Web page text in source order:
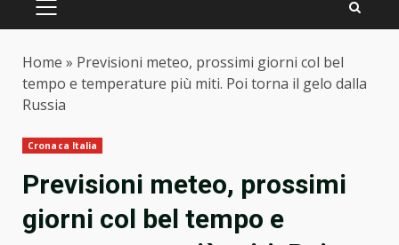
PRIMARY
Home » Previsioni meteo, prossimi giorni col bel
tempo e temperature più miti. Poi torna il gelo dalla
Russia
Cronaca Italia
Previsioni meteo, prossimi
giorni col bel tempo e